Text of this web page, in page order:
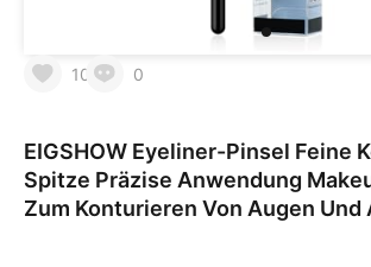
10 0
EIGSHOW Eyeliner-Pinsel Feine
Spitze Präzise Anwendung
Zum Konturieren Von Augen Und